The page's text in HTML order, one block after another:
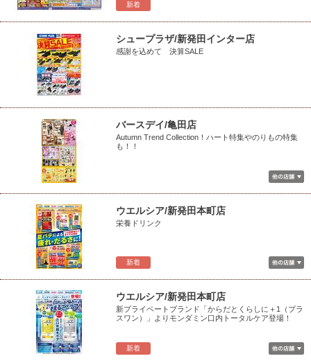
新着
シュープラザ/新発田インター店
感謝を込めて 決算SALE
バースデイ/亀田店
Autumn Trend Collection！ハート特集やのりもの特集
も！！
新着
ウエルシア/新発田本町店
栄養ドリンク
新着
ウエルシア/新発田本町店
新プライベートブランド「からだとくらしに＋1（プラ
スワン）」よりモンダミン口内トータルケア登場！